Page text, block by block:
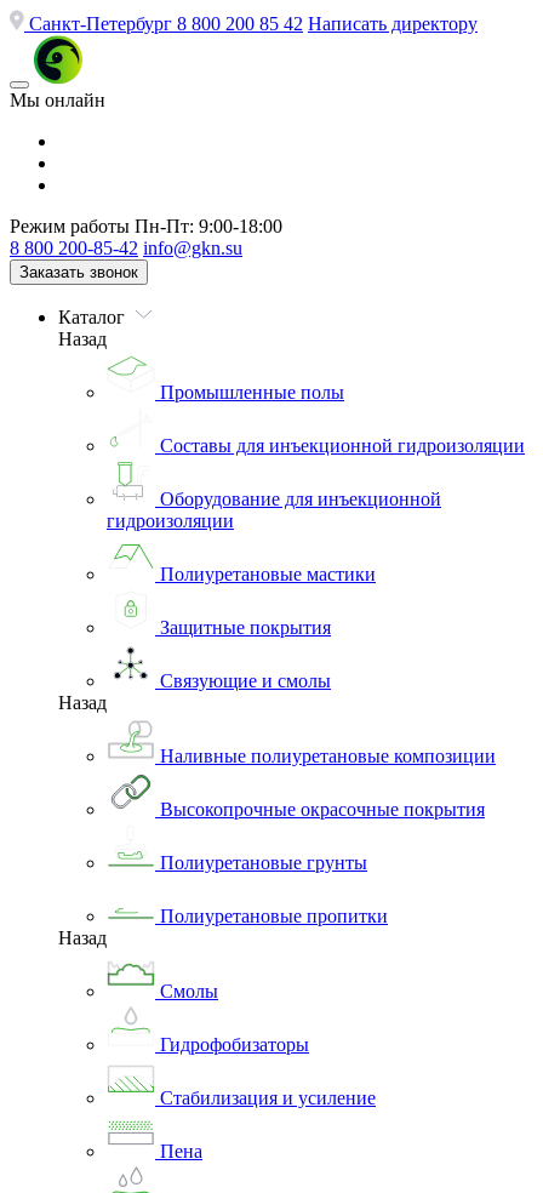
Санкт-Петербург 8 800 200 85 42 Написать директору
Мы онлайн
Режим работы Пн-Пт: 9:00-18:00
8 800 200-85-42 info@gkn.su
Заказать звонок
Каталог
Назад
Промышленные полы
Составы для инъекционной гидроизоляции
Оборудование для инъекционной
гидроизоляции
Полиуретановые мастики
Защитные покрытия
Связующие и смолы
Назад
Наливные полиуретановые композиции
Высокопрочные окрасочные покрытия
Полиуретановые грунты
Полиуретановые пропитки
Назад
Смолы
Гидрофобизаторы
Стабилизация и усиление
Пена